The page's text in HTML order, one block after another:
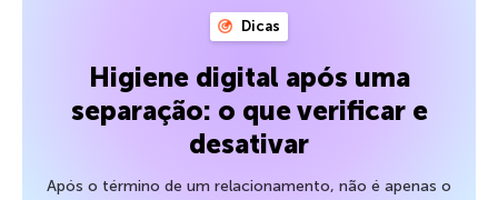
Dicas
Higiene digital após uma
separação: o que verificar e
desativar
Após o término de um relacionamento, não é apenas o